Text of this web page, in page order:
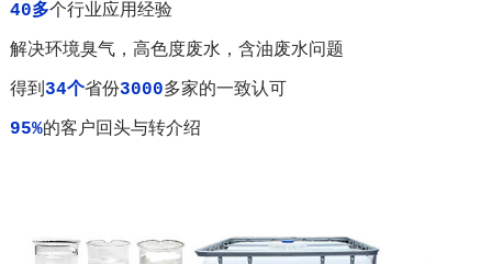
40多个行业应用经验
解决环境臭气，高色度废水，含油废水问题
得到34个省份3000多家的一致认可
95%的客户回头与转介绍